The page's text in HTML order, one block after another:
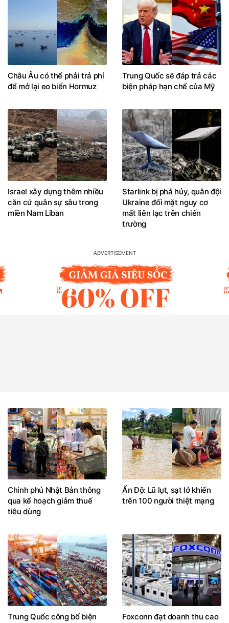
Châu Âu có thể phải trả phí
để mở lại eo biển Hormuz
Trung Quốc sẽ đáp trả các
biện pháp hạn chế của Mỹ
Israel xây dựng thêm nhiều
căn cứ quân sự sâu trong
miền Nam Liban
Starlink bị phá hủy, quân đội
Ukraine đối mặt nguy cơ
mất liên lạc trên chiến
trường
Chính phủ Nhật Bản thông
qua kế hoạch giảm thuế
tiêu dùng
Ấn Độ: Lũ lụt, sạt lở khiến
trên 100 người thiệt mạng
Trung Quốc công bố biện
Foxconn đạt doanh thu cao